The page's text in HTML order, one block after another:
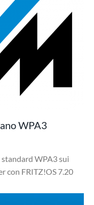
WPA3
WPA3 sui
con FRITZ!OS 7.20